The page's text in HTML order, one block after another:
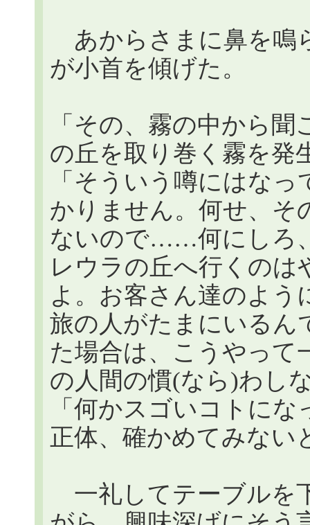
あからさまに鼻を鳴
が小首を傾げた。
「その、霧の中から
の丘を取り巻く霧を発
「そういう噂にはな
かりません。何せ、そ
ないので……何にしろ
レウラの丘へ行くの
よ。お客さん達のよう
旅の人がたまにいるん
た場合は、こうやって
の人間の慣(なら)わし
「何かスゴいコトに
正体、確かめてみない
一礼してテーブルを